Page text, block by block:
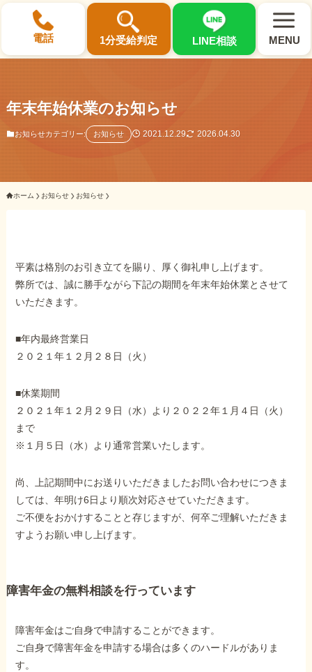
電話 1分受給判定 LINE相談 MENU
×
選ばれる3つの理由
初回相談料0円・受給後報酬型
サポート料金について
ご相談事例をみる
ホーム
障害年金の基礎知識
障害年金の金額
受給事例
Q&A・相談事例
障害年金コラム
年末年始休業のお知らせ
お知らせカテゴリー: お知らせ 2021.12.29 2026.04.30
ホーム お知らせ お知らせ
平素は格別のお引き立てを賜り、厚く御礼申し上げます。
弊所では、誠に勝手ながら下記の期間を年末年始休業とさせて
いただきます。
■年内最終営業日
２０２１年１２月２８日（火）
■休業期間
２０２１年１２月２９日（水）より２０２２年１月４日（火）
まで
※１月５日（水）より通常営業いたします。
尚、上記期間中にお送りいただきましたお問い合わせにつきま
しては、年明け6日より順次対応させていただきます。
ご不便をおかけすることと存じますが、何卒ご理解いただきま
すようお願い申し上げます。
障害年金の無料相談を行っています
障害年金はご自身で申請することができます。
ご自身で障害年金を申請する場合は多くのハードルがありま
す。